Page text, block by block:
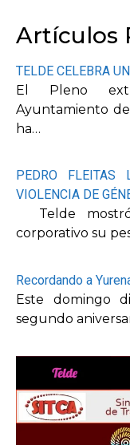
Artículos
TELDE CELEBRA
El Pleno
Ayuntamiento
ha…
PEDRO FLEITAS
VIOLENCIA DE
Telde
corporativo su
Recordando a
Este domingo
segundo